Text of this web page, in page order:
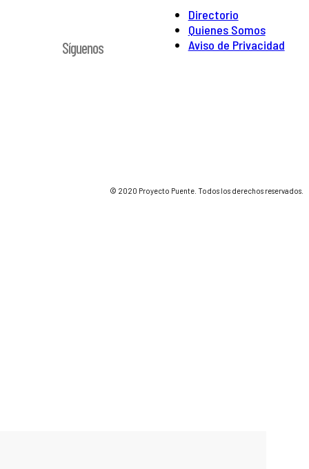
Directorio
Quienes Somos
Aviso de Privacidad
Síguenos
© 2020 Proyecto Puente. Todos los derechos reservados.